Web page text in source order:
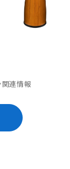
連情報